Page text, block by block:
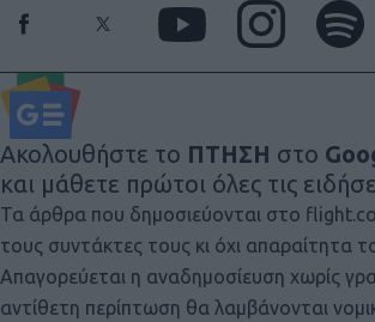
Ακολουθήστε το ΠΤΗΣΗ στο
και μάθετε πρώτοι όλες τις
Τα άρθρα που δημοσιεύονται στο
τους συντάκτες τους κι όχι απαραίτητα
Απαγορεύεται η αναδημοσίευση χωρίς
αντίθετη περίπτωση θα λαμβάνονται